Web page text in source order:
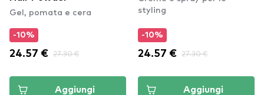
Gel, pomata e cera
-10%
24.57 € 27.30 €
Aggiungi
styling
-10%
24.57 € 27.30 €
Aggiungi